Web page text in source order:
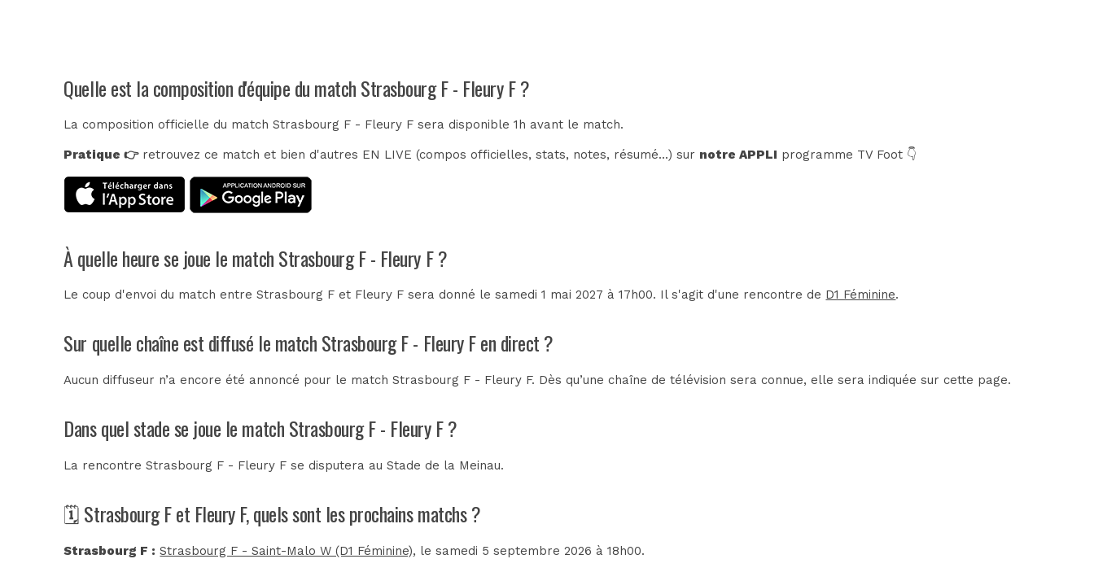
Quelle est la composition d'équipe du match Strasbourg F - Fleury F ?
La composition officielle du match Strasbourg F - Fleury F sera disponible 1h avant le match.
Pratique 👉retrouvez ce match et bien d'autres EN LIVE (compos officielles, stats, notes, résumé...) sur notre APPLI programme TV Foot 👇
À quelle heure se joue le match Strasbourg F - Fleury F ?
Le coup d'envoi du match entre Strasbourg F et Fleury F sera donné le samedi 1 mai 2027 à 17h00. Il s'agit d'une rencontre de D1 Féminine.
Sur quelle chaîne est diffusé le match Strasbourg F - Fleury F en direct ?
Aucun diffuseur n’a encore été annoncé pour le match Strasbourg F - Fleury F. Dès qu’une chaîne de télévision sera connue, elle sera indiquée sur cette page.
Dans quel stade se joue le match Strasbourg F - Fleury F ?
La rencontre Strasbourg F - Fleury F se disputera auStade de la Meinau.
🗓️ Strasbourg F et Fleury F, quels sont les prochains matchs ?
Strasbourg F : Strasbourg F - Saint-Malo W (D1 Féminine), le samedi 5 septembre 2026 à 18h00.